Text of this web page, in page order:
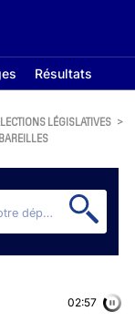
Résultats
LÉGISLATIVES >
BAREILLES
02:56